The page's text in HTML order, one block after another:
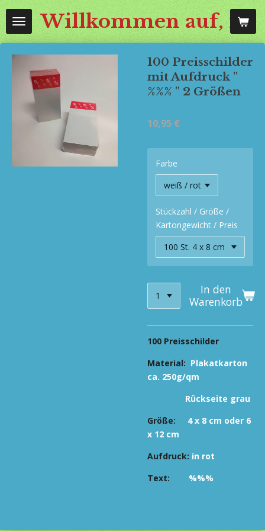
Zum
HauptinhaltWillkommen auf,
100 Preisschilder
mit Aufdruck "
%%% " 2 Größen
10,95 €
Farbe
Stückzahl / Größe /
Kartongewicht / Preis
In den
Warenkorb
100 Preisschilder
Material: Plakatkarton
ca. 250g/qm
Rückseite grau
Größe:
4 x 8 cm oder 6
x 12 cm
Aufdruck: in rot
Text:
%%%